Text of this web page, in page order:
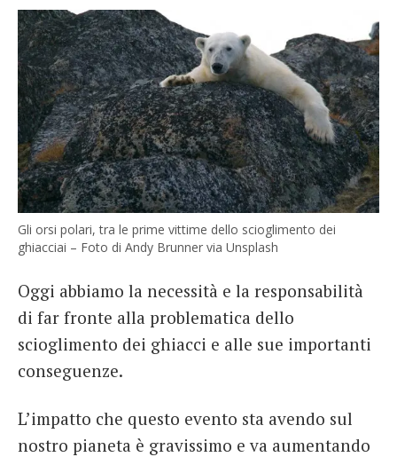
Gli orsi polari, tra le prime vittime dello scioglimento dei
ghiacciai – Foto di Andy Brunner via Unsplash
Oggi abbiamo la necessità e la responsabilità
di far fronte alla problematica dello
scioglimento dei ghiacci e alle sue importanti
conseguenze.
L’impatto che questo evento sta avendo sul
nostro pianeta è gravissimo e va aumentando